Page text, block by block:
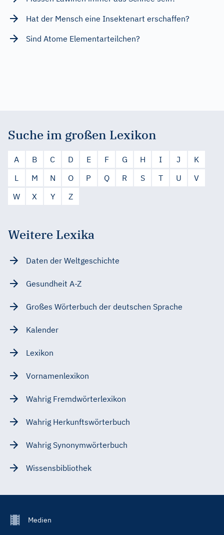
Hat der Mensch eine Insektenart erschaffen?
Sind Atome Elementarteilchen?
Suche im großen Lexikon
A B C D E F G H I J
K
L
M N O P Q R S T U
V
W
X Y Z
Weitere Lexika
Daten der Weltgeschichte
Gesundheit A-Z
Großes Wörterbuch der deutschen Sprache
Kalender
Lexikon
Vornamenlexikon
Wahrig Fremdwörterlexikon
Wahrig Herkunftswörterbuch
Wahrig Synonymwörterbuch
Wissensbibliothek
FooterMedien